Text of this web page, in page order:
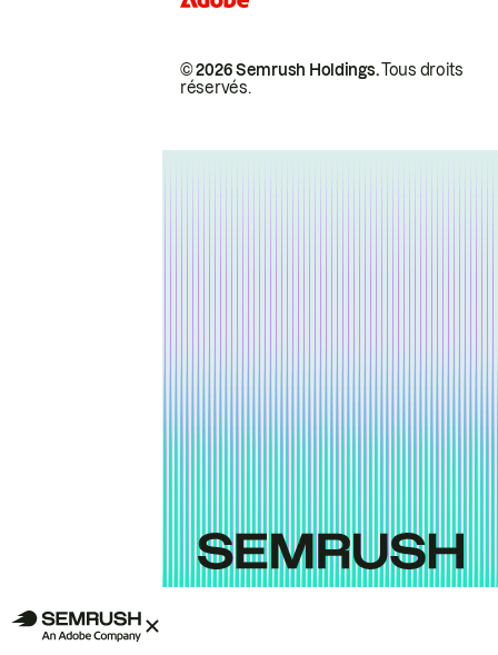
© 2026 Semrush Holdings.Tous droits
réservés.